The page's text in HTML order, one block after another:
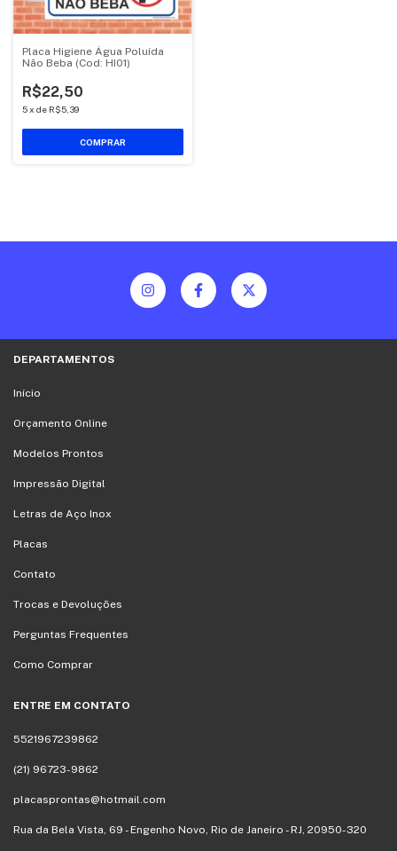
Placa Higiene Água Poluída
Não Beba (Cod: HI01)
R$22,50
5x de R$5,39
COMPRAR
DEPARTAMENTOS
Início
Orçamento Online
Modelos Prontos
Impressão Digital
Letras de Aço Inox
Placas
Contato
Trocas e Devoluções
Perguntas Frequentes
Como Comprar
ENTRE EM CONTATO
5521967239862
(21) 96723-9862
placasprontas@hotmail.com
Rua da Bela Vista, 69 - Engenho Novo, Rio de Janeiro - RJ, 20950-320